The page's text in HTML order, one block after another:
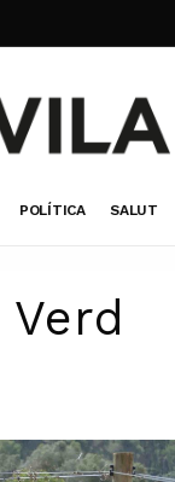
POLÍTICA SALUT